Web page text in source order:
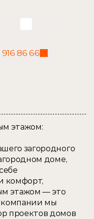
этажом:
загородного
доме,
комфорт,
этажом — это
компании мы
проектов домов
916 86 66